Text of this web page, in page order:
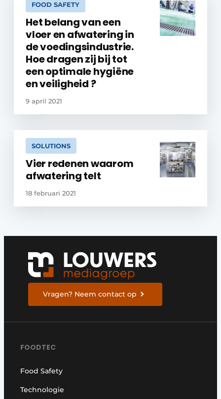
FOOD SAFETY
Het belang van een
vloer en afwatering in
de voedingsindustrie.
Hoe dragen zij bij tot
een optimale hygiëne
en veiligheid ?
9 april 2021
SOLUTIONS
Vier redenen waarom
afwatering telt
18 februari 2021
Vragen? Neem contact op
FOODTEC
Food Safety
Technologie